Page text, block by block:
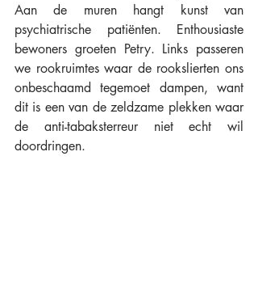
Aan de muren hangt kunst van
psychiatrische patiënten. Enthousiaste
bewoners groeten Petry. Links passeren
we rookruimtes waar de rookslierten ons
onbeschaamd tegemoet dampen, want
dit is een van de zeldzame plekken waar
de anti-tabaksterreur niet echt wil
doordringen.